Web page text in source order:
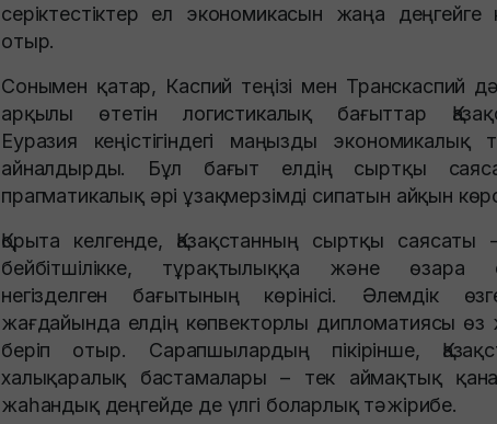
серіктестіктер ел экономикасын жаңа деңгейге
отыр.
Сонымен қатар, Каспий теңізі мен Транскаспий
арқылы өтетін логистикалық бағыттар
Еуразия кеңістігіндегі маңызды экономикалық
айналдырды. Бұл бағыт елдің сыртқы
прагматикалық әрі ұзақмерзімді сипатын айқын
Қорыта келгенде, Қазақстанның сыртқы саясаты
бейбітшілікке, тұрақтылыққа және өзара
негізделген бағытының көрінісі. Әлемдік
жағдайында елдің көпвекторлы дипломатиясы өз
беріп отыр. Сарапшылардың пікірінше,
халықаралық бастамалары – тек аймақтық
жаһандық деңгейде де үлгі боларлық тәжірибе.